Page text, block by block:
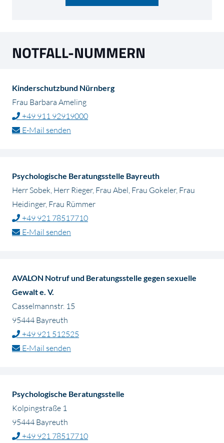
NOTFALL-NUMMERN
Kinderschutzbund Nürnberg
Frau Barbara Ameling
+49 911 92919000
E-Mail senden
Psychologische Beratungsstelle Bayreuth
Herr Sobek, Herr Rieger, Frau Abel, Frau Gokeler, Frau
Heidinger, Frau Rümmer
+49 921 78517710
E-Mail senden
AVALON Notruf und Beratungsstelle gegen sexuelle
Gewalt e. V.
Casselmannstr. 15
95444 Bayreuth
+49 921 512525
E-Mail senden
Psychologische Beratungsstelle
Kolpingstraße 1
95444 Bayreuth
+49 921 78517710